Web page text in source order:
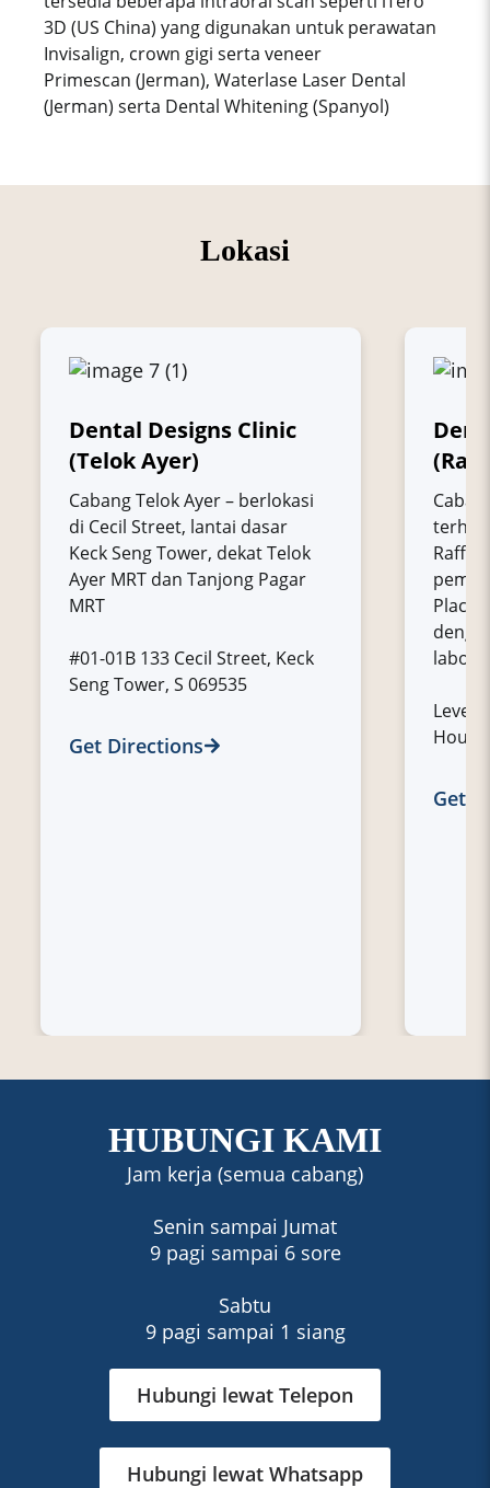
3D (US China) yang digunakan untuk perawatan
Invisalign, crown gigi serta veneer
Primescan (Jerman), Waterlase Laser Dental
(Jerman) serta Dental Whitening (Spanyol)
Lokasi
Dental Designs Clinic
(Telok Ayer)
Cabang Telok Ayer – berlokasi
di Cecil Street, lantai dasar
Keck Seng Tower, dekat Telok
Ayer MRT dan Tanjong Pagar
MRT
#01-01B 133 Cecil Street, Keck
Seng Tower, S 069535
Get Directions
Place,
Level
House
Get
HUBUNGI KAMI
Jam kerja (semua cabang)
Senin sampai Jumat
9 pagi sampai 6 sore
Sabtu
9 pagi sampai 1 siang
Hubungi lewat Telepon
Hubungi lewat Whatsapp